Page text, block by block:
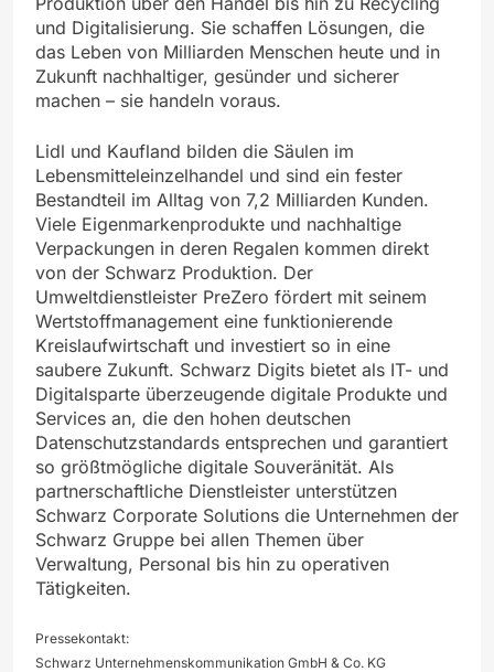
und Digitalisierung. Sie schaffen Lösungen, die
das Leben von Milliarden Menschen heute und in
Zukunft nachhaltiger, gesünder und sicherer
machen – sie handeln voraus.
Lidl und Kaufland bilden die Säulen im
Lebensmitteleinzelhandel und sind ein fester
Bestandteil im Alltag von 7,2 Milliarden Kunden.
Viele Eigenmarkenprodukte und nachhaltige
Verpackungen in deren Regalen kommen direkt
von der Schwarz Produktion. Der
Umweltdienstleister PreZero fördert mit seinem
Wertstoffmanagement eine funktionierende
Kreislaufwirtschaft und investiert so in eine
saubere Zukunft. Schwarz Digits bietet als IT- und
Digitalsparte überzeugende digitale Produkte und
Services an, die den hohen deutschen
Datenschutzstandards entsprechen und garantiert
so größtmögliche digitale Souveränität. Als
partnerschaftliche Dienstleister unterstützen
Schwarz Corporate Solutions die Unternehmen der
Schwarz Gruppe bei allen Themen über
Verwaltung, Personal bis hin zu operativen
Tätigkeiten.
Pressekontakt:
Schwarz Unternehmenskommunikation GmbH & Co. KG